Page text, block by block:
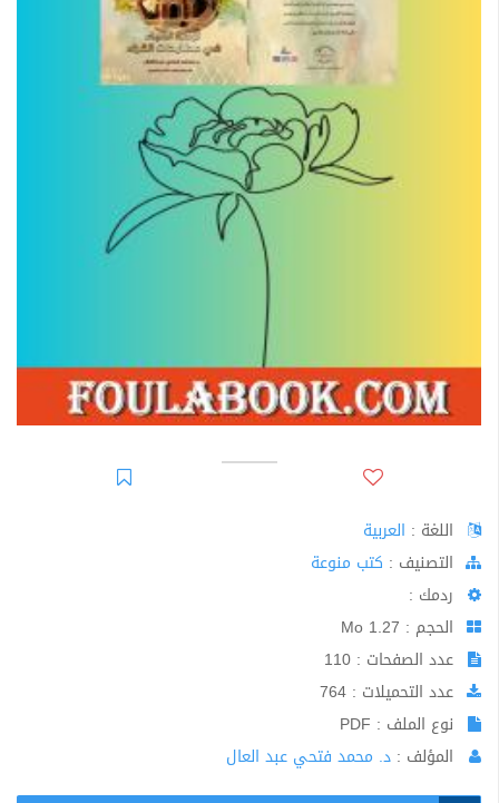
اللغة : العربية
اﻟﺘﺼﻨﻴﻒ : كتب منوعة
ردمك :
الحجم : 1.27 Mo
عدد الصفحات : 110
عدد التحميلات : 764
نوع الملف : PDF
المؤلف : د. محمد فتحي عبد العال